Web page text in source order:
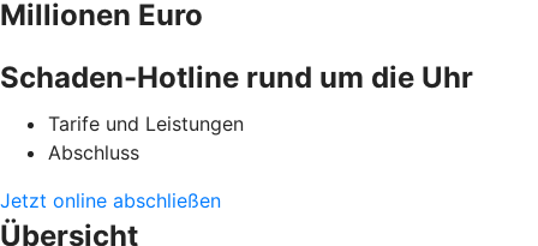
Millionen Euro
Schaden-Hotline rund um die Uhr
Tarife und Leistungen
Abschluss
Jetzt online abschließen
Übersicht